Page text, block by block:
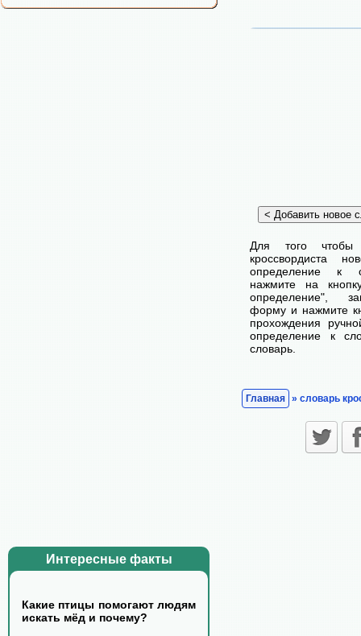
Интересные факты
Какие птицы помогают людям
искать мёд и почему?
Для того чтобы
кроссвордиста
определение к
нажмите на
определение",
форму и нажмите
прохождения
определение к
словарь.
Главная » словарь